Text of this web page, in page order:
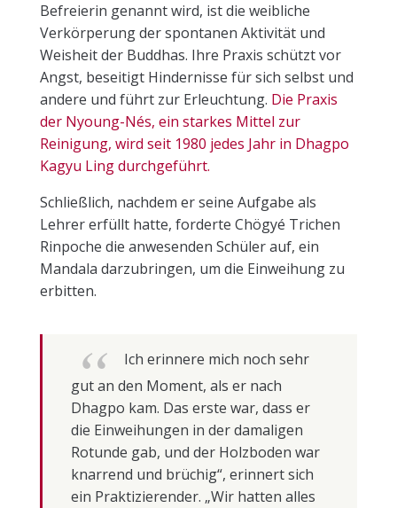
Befreierin genannt wird, ist die weibliche
Verkörperung der spontanen Aktivität und
Weisheit der Buddhas. Ihre Praxis schützt vor
Angst, beseitigt Hindernisse für sich selbst und
andere und führt zur Erleuchtung. Die Praxis
der Nyoung-Nés, ein starkes Mittel zur
Reinigung, wird seit 1980 jedes Jahr in Dhagpo
Kagyu Ling durchgeführt.
Schließlich, nachdem er seine Aufgabe als
Lehrer erfüllt hatte, forderte Chögyé Trichen
Rinpoche die anwesenden Schüler auf, ein
Mandala darzubringen, um die Einweihung zu
erbitten.
Ich erinnere mich noch sehr
gut an den Moment, als er nach
Dhagpo kam. Das erste war, dass er
die Einweihungen in der damaligen
Rotunde gab, und der Holzboden war
knarrend und brüchig“, erinnert sich
ein Praktizierender. „Wir hatten alles